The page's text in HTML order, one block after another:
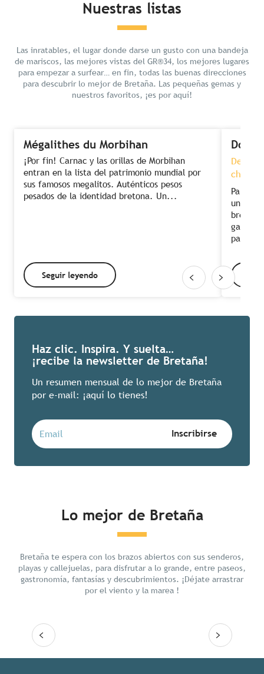
Nuestras listas
Las inratables, el lugar donde darse un gusto con una bandeja
de mariscos, las mejores vistas del GR®34, los mejores lugares
para empezar a surfear… en fin, todas las buenas direcciones
para descubrir lo mejor de Bretaña. Las pequeñas gemas y
nuestros favoritos, ¡es por aquí!
Mégalithes du Morbihan
¡Por fin! Carnac y las orillas de Morbihan
entran en la lista del patrimonio mundial por
sus famosos megalitos. Auténticos pesos
pesados de la identidad bretona. Un...
Seguir leyendo
chef
Para
una
bretón.
para...
Haz clic. Inspira. Y suelta…
¡recibe la newsletter de Bretaña!
Un resumen mensual de lo mejor de Bretaña
por e-mail: ¡aquí lo tienes!
Lo mejor de Bretaña
Bretaña te espera con los brazos abiertos con sus senderos,
playas y callejuelas, para disfrutar a lo grande, entre paseos,
gastronomía, fantasías y descubrimientos. ¡Déjate arrastrar
por el viento y la marea !